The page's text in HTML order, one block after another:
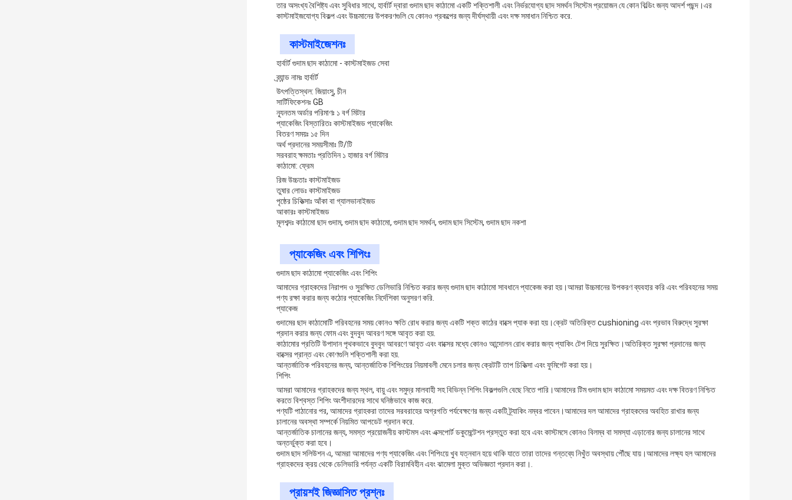
তার অসংখ্য বৈশিষ্ট্য এবং সুবিধার সাথে, হার্বার্ট দ্বারা গুদাম ছাদ কাঠামো একটি শক্তিশালী এবং নির্ভরযোগ্য ছাদ সমর্থন সিস্টেম প্রয়োজন যে কোন বিল্ডিং জন্য আদর্শ পছন্দ।এর
কাস্টমাইজযোগ্য বিকল্প এবং উচ্চমানের উপকরণগুলি যে কোনও প্রকল্পের জন্য দীর্ঘস্থায়ী এবং দক্ষ সমাধান নিশ্চিত করে.
কাস্টমাইজেশনঃ
হার্বার্ট গুদাম ছাদ কাঠামো - কাস্টমাইজড সেবা
ব্র্যান্ড নামঃ হার্বার্ট
উৎপত্তিস্থল: জিয়াংসু, চীন
সার্টিফিকেশনঃ GB
ন্যূনতম অর্ডার পরিমাণঃ ১ বর্গ মিটার
প্যাকেজিং বিস্তারিতঃ কাস্টমাইজড প্যাকেজিং
বিতরণ সময়ঃ ১৫ দিন
অর্থ প্রদানের সময়সীমাঃ টি/টি
সরবরাহ ক্ষমতাঃ প্রতিদিন ১ হাজার বর্গ মিটার
কাঠামো: ফ্রেম
রিজ উচ্চতাঃ কাস্টমাইজড
তুষার লোডঃ কাস্টমাইজড
পৃষ্ঠের চিকিত্সাঃ আঁকা বা গ্যালভানাইজড
আকারঃ কাস্টমাইজড
মূলশব্দঃ কাঠামো ছাদ গুদাম, গুদাম ছাদ কাঠামো, গুদাম ছাদ সমর্থন, গুদাম ছাদ সিস্টেম, গুদাম ছাদ নকশা
প্যাকেজিং এবং শিপিংঃ
গুদাম ছাদ কাঠামো প্যাকেজিং এবং শিপিং
আমাদের গ্রাহকদের নিরাপদ ও সুরক্ষিত ডেলিভারি নিশ্চিত করার জন্য গুদাম ছাদ কাঠামো সাবধানে প্যাকেজ করা হয়।আমরা উচ্চমানের উপকরণ ব্যবহার করি এবং পরিবহনের সময়
পণ্য রক্ষা করার জন্য কঠোর প্যাকেজিং নির্দেশিকা অনুসরণ করি.
প্যাকেজ
গুদামের ছাদ কাঠামোটি পরিবহনের সময় কোনও ক্ষতি রোধ করার জন্য একটি শক্ত কাঠের বাক্সে প্যাক করা হয়।ক্রেট অতিরিক্ত cushioning এবং প্রভাব বিরুদ্ধে সুরক্ষা
প্রদান করার জন্য ফোম এবং বুদবুদ আবরণ সঙ্গে আবৃত করা হয়.
কাঠামোর প্রতিটি উপাদান পৃথকভাবে বুদবুদ আবরণে আবৃত এবং বাক্সের মধ্যে কোনও আন্দোলন রোধ করার জন্য প্যাকিং টেপ দিয়ে সুরক্ষিত।অতিরিক্ত সুরক্ষা প্রদানের জন্য
বাক্সের প্রান্ত এবং কোণগুলি শক্তিশালী করা হয়.
আন্তর্জাতিক পরিবহনের জন্য, আন্তর্জাতিক শিপিংয়ের নিয়মাবলী মেনে চলার জন্য ক্রেটটি তাপ চিকিত্সা এবং ফুমিগেট করা হয়।
শিপিং
আমরা আমাদের গ্রাহকদের জন্য স্থল, বায়ু এবং সমুদ্র মালবাহী সহ বিভিন্ন শিপিং বিকল্পগুলি বেছে নিতে পারি।আমাদের টিম গুদাম ছাদ কাঠামো সময়মত এবং দক্ষ বিতরণ নিশ্চিত
করতে বিশ্বস্ত শিপিং অংশীদারদের সাথে ঘনিষ্ঠভাবে কাজ করে.
পণ্যটি পাঠানোর পর, আমাদের গ্রাহকরা তাদের সরবরাহের অগ্রগতি পর্যবেক্ষণের জন্য একটি ট্র্যাকিং নম্বর পাবেন।আমাদের দল আমাদের গ্রাহকদের অবহিত রাখার জন্য
চালানের অবস্থা সম্পর্কে নিয়মিত আপডেট প্রদান করে.
আন্তর্জাতিক চালানের জন্য, সমস্ত প্রয়োজনীয় কাস্টমস এবং এক্সপোর্ট ডকুমেন্টেশন প্রস্তুত করা হবে এবং কাস্টমসে কোনও বিলম্ব বা সমস্যা এড়ানোর জন্য চালানের সাথে
অন্তর্ভুক্ত করা হবে।
গুদাম ছাদ সলিউশন এ, আমরা আমাদের পণ্য প্যাকেজিং এবং শিপিংয়ে খুব যত্নবান হয়ে থাকি যাতে তারা তাদের গন্তব্যে নিখুঁত অবস্থায় পৌঁছে যায়।আমাদের লক্ষ্য হল আমাদের
গ্রাহকদের ক্রয় থেকে ডেলিভারি পর্যন্ত একটি বিরামবিহীন এবং ঝামেলা মুক্ত অভিজ্ঞতা প্রদান করা।.
প্রায়শই জিজ্ঞাসিত প্রশ্নঃ